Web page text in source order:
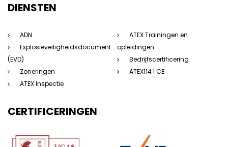
DIENSTEN
ADN
Explosieveiligheidsdocument
(EVD)
Zoneringen
ATEX Inspectie
ATEX Trainingen en
opleidingen
Bedrijfscertificering
ATEX114 | CE
CERTIFICERINGEN